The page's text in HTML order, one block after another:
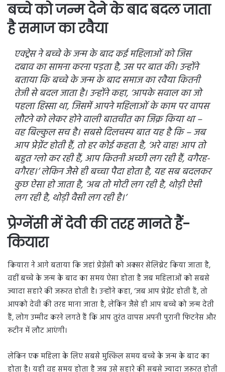
बच्चे को जन्म देने के बाद बदल जाता
है समाज का रवैया
एक्ट्रेस ने बच्चे के जन्म के बाद कई महिलाओं को जिस
दबाव का सामना करना पड़ता है, उस पर बात की। उन्होंने
बताया कि बच्चे के जन्म के बाद समाज का रवैया कितनी
तेजी से बदल जाता है। उन्होंने कहा, ‘आपके सवाल का जो
पहला हिस्सा था, जिसमें आपने महिलाओं के काम पर वापस
लौटने को लेकर होने वाली बातचीत का जिक्र किया था –
वह बिल्कुल सच है। सबसे दिलचस्प बात यह है कि – जब
आप प्रेग्नेंट होती हैं, तो हर कोई कहता है, ‘अरे वाह! आप तो
बहुत ग्लो कर रही हैं, आप कितनी अच्छी लग रही हैं, वगैरह-
वगैरह।’ लेकिन जैसे ही बच्चा पैदा होता है, यह सब बदलकर
कुछ ऐसा हो जाता है, ‘अब तो मोटी लग रही है, थोड़ी ऐसी
लग रही है, थोड़ी वैसी लग रही है।’
प्रेग्नेंसी में देवी की तरह मानते हैं-
कियारा
कियारा ने आगे बताया कि जहां प्रेग्नेंसी को अक्सर सेलिब्रेट किया जाता है,
वहीं बच्चे के जन्म के बाद का समय ऐसा होता है जब महिलाओं को सबसे
ज्यादा सहारे की जरूरत होती है। उन्होंने कहा, ‘जब आप प्रेग्नेंट होती हैं, तो
आपको देवी की तरह माना जाता है, लेकिन जैसे ही आप बच्चे को जन्म देती
हैं, लोग उम्मीद करने लगते हैं कि आप तुरंत वापस अपनी पुरानी फिटनेस और
रूटीन में लौट आएंगी।
लेकिन एक महिला के लिए सबसे मुश्किल समय बच्चे के जन्म के बाद का
होता है। यही वह समय होता है जब उसे सहारे की सबसे ज्यादा जरूरत होती